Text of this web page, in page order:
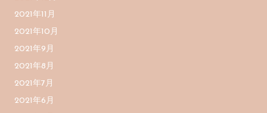
2021年11月
2021年10月
2021年9月
2021年8月
2021年7月
2021年6月